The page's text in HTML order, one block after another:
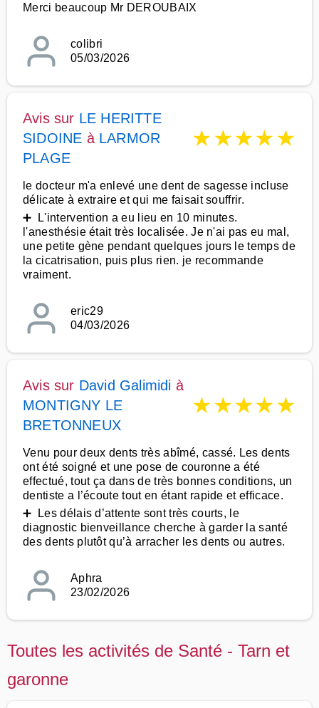
Merci beaucoup Mr DEROUBAIX
colibri
05/03/2026
Avis sur LE HERITTE
SIDOINE à LARMOR
PLAGE
★★★★★
le docteur m'a enlevé une dent de sagesse incluse
délicate à extraire et qui me faisait souffrir.
➕ L'intervention a eu lieu en 10 minutes.
l'anesthésie était très localisée. Je n'ai pas eu mal,
une petite gène pendant quelques jours le temps de
la cicatrisation, puis plus rien. je recommande
vraiment.
eric29
04/03/2026
Avis sur David Galimidi à
MONTIGNY LE
BRETONNEUX
★★★★★
Venu pour deux dents très abîmé, cassé. Les dents
ont été soigné et une pose de couronne a été
effectué, tout ça dans de très bonnes conditions, un
dentiste a l’écoute tout en étant rapide et efficace.
➕ Les délais d’attente sont très courts, le
diagnostic bienveillance cherche à garder la santé
des dents plutôt qu’à arracher les dents ou autres.
Aphra
23/02/2026
Toutes les activités de Santé - Tarn et
garonne